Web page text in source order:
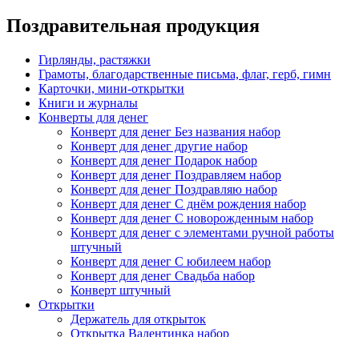
Поздравительная продукция
Гирлянды, растяжки
Грамоты, благодарственные письма, флаг, герб, гимн
Карточки, мини-открытки
Книги и журналы
Конверты для денег
Конверт для денег Без названия набор
Конверт для денег другие набор
Конверт для денег Подарок набор
Конверт для денег Поздравляем набор
Конверт для денег Поздравляю набор
Конверт для денег С днём рождения набор
Конверт для денег С новорожденным набор
Конверт для денег с элементами ручной работы
штучный
Конверт для денег С юбилеем набор
Конверт для денег Свадьба набор
Конверт штучный
Открытки
Держатель для открыток
Открытка Валентинка набор